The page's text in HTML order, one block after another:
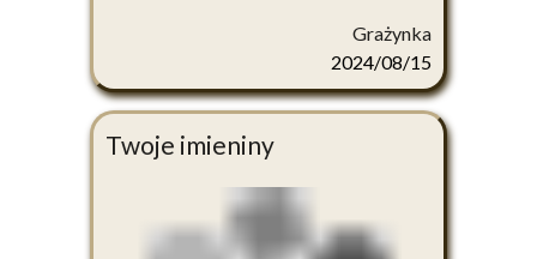
Grażynka
2024/08/15
Twoje imieniny